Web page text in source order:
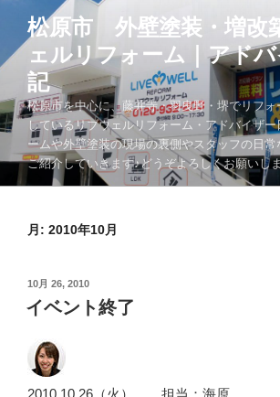
テ
ツ
へ
キ
ッ
松原市 外壁塗装・増改
ェルリフォーム｜アド
記
松原市を中心に、藤井寺・羽曳野・堺でリフォ
しているリブウェルリフォーム・アドバイザ
ームや外壁塗装の現場の裏側やスタッフの日
ご紹介していきます♪どうぞよろしくお願いしま
月: 2010年10月
投
日:
10月 26, 2010
イベント終了
2010.10.26（火） 担当：海原